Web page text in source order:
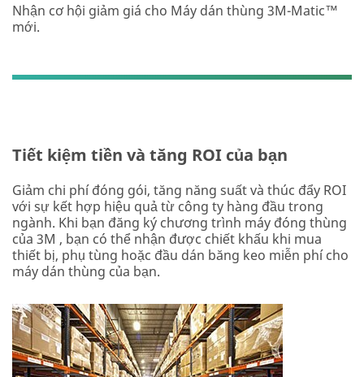
Nhận cơ hội giảm giá cho Máy dán thùng 3M-Matic™
mới.
Tiết kiệm tiền và tăng ROI của bạn
Giảm chi phí đóng gói, tăng năng suất và thúc đẩy ROI
với sự kết hợp hiệu quả từ công ty hàng đầu trong
ngành. Khi bạn đăng ký chương trình máy đóng thùng
của 3M , bạn có thể nhận được chiết khấu khi mua
thiết bị, phụ tùng hoặc đầu dán băng keo miễn phí cho
máy dán thùng của bạn.